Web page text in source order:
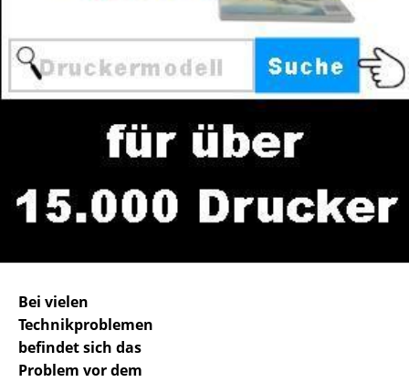
Bei vielen
Technikproblemen
befindet sich das
Problem vor dem